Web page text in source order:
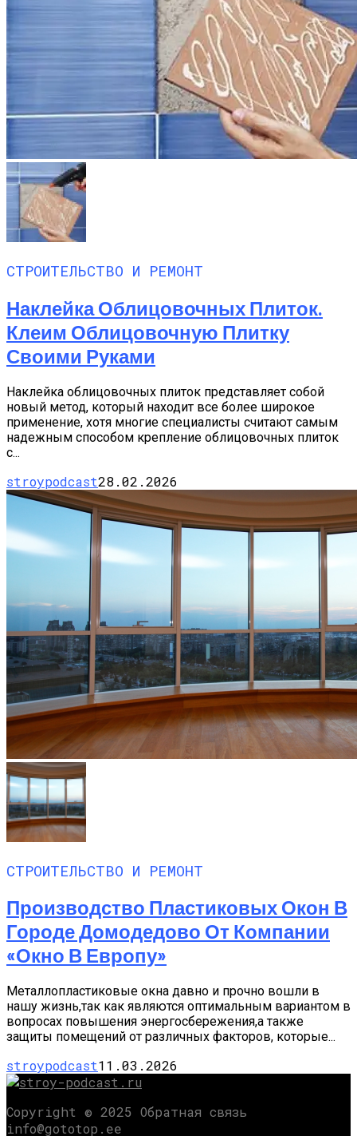
СТРОИТЕЛЬСТВО И РЕМОНТ
Наклейка Облицовочных Плиток.
Клеим Облицовочную Плитку
Своими Руками
Наклейка облицовочных плиток представляет собой
новый метод, который находит все более широкое
применение, хотя многие специалисты считают самым
надежным способом крепление облицовочных плиток
с...
stroypodcast28.02.2026
СТРОИТЕЛЬСТВО И РЕМОНТ
Производство Пластиковых Окон В
Городе Домодедово От Компании
«Окно В Европу»
Металлопластиковые окна давно и прочно вошли в
нашу жизнь,так как являются оптимальным вариантом в
вопросах повышения энергосбережения,а также
защиты помещений от различных факторов, которые...
stroypodcast11.03.2026
Copyright © 2025 Обратная связь
info@gototop.ee